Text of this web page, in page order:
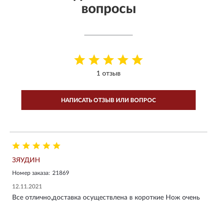
вопросы
1 отзыв
НАПИСАТЬ ОТЗЫВ ИЛИ ВОПРОС
ЗЯУДИН
Номер заказа: 21869
12.11.2021
Все отлично,доставка осуществлена в короткие Нож очень